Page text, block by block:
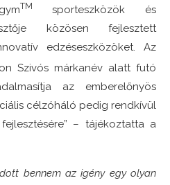
TM
sporteszközök és
közösen fejlesztett
edzéseszközöket. Az
Szivós márkanév alatt futó
az emberelőnyös
célzóháló pedig rendkívül
– tájékoztatta a
bennem az igény egy olyan